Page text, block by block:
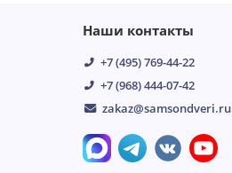
Наши контакты
+7 (495) 769-44-22
+7 (968) 444-07-42
zakaz@samsondveri.ru